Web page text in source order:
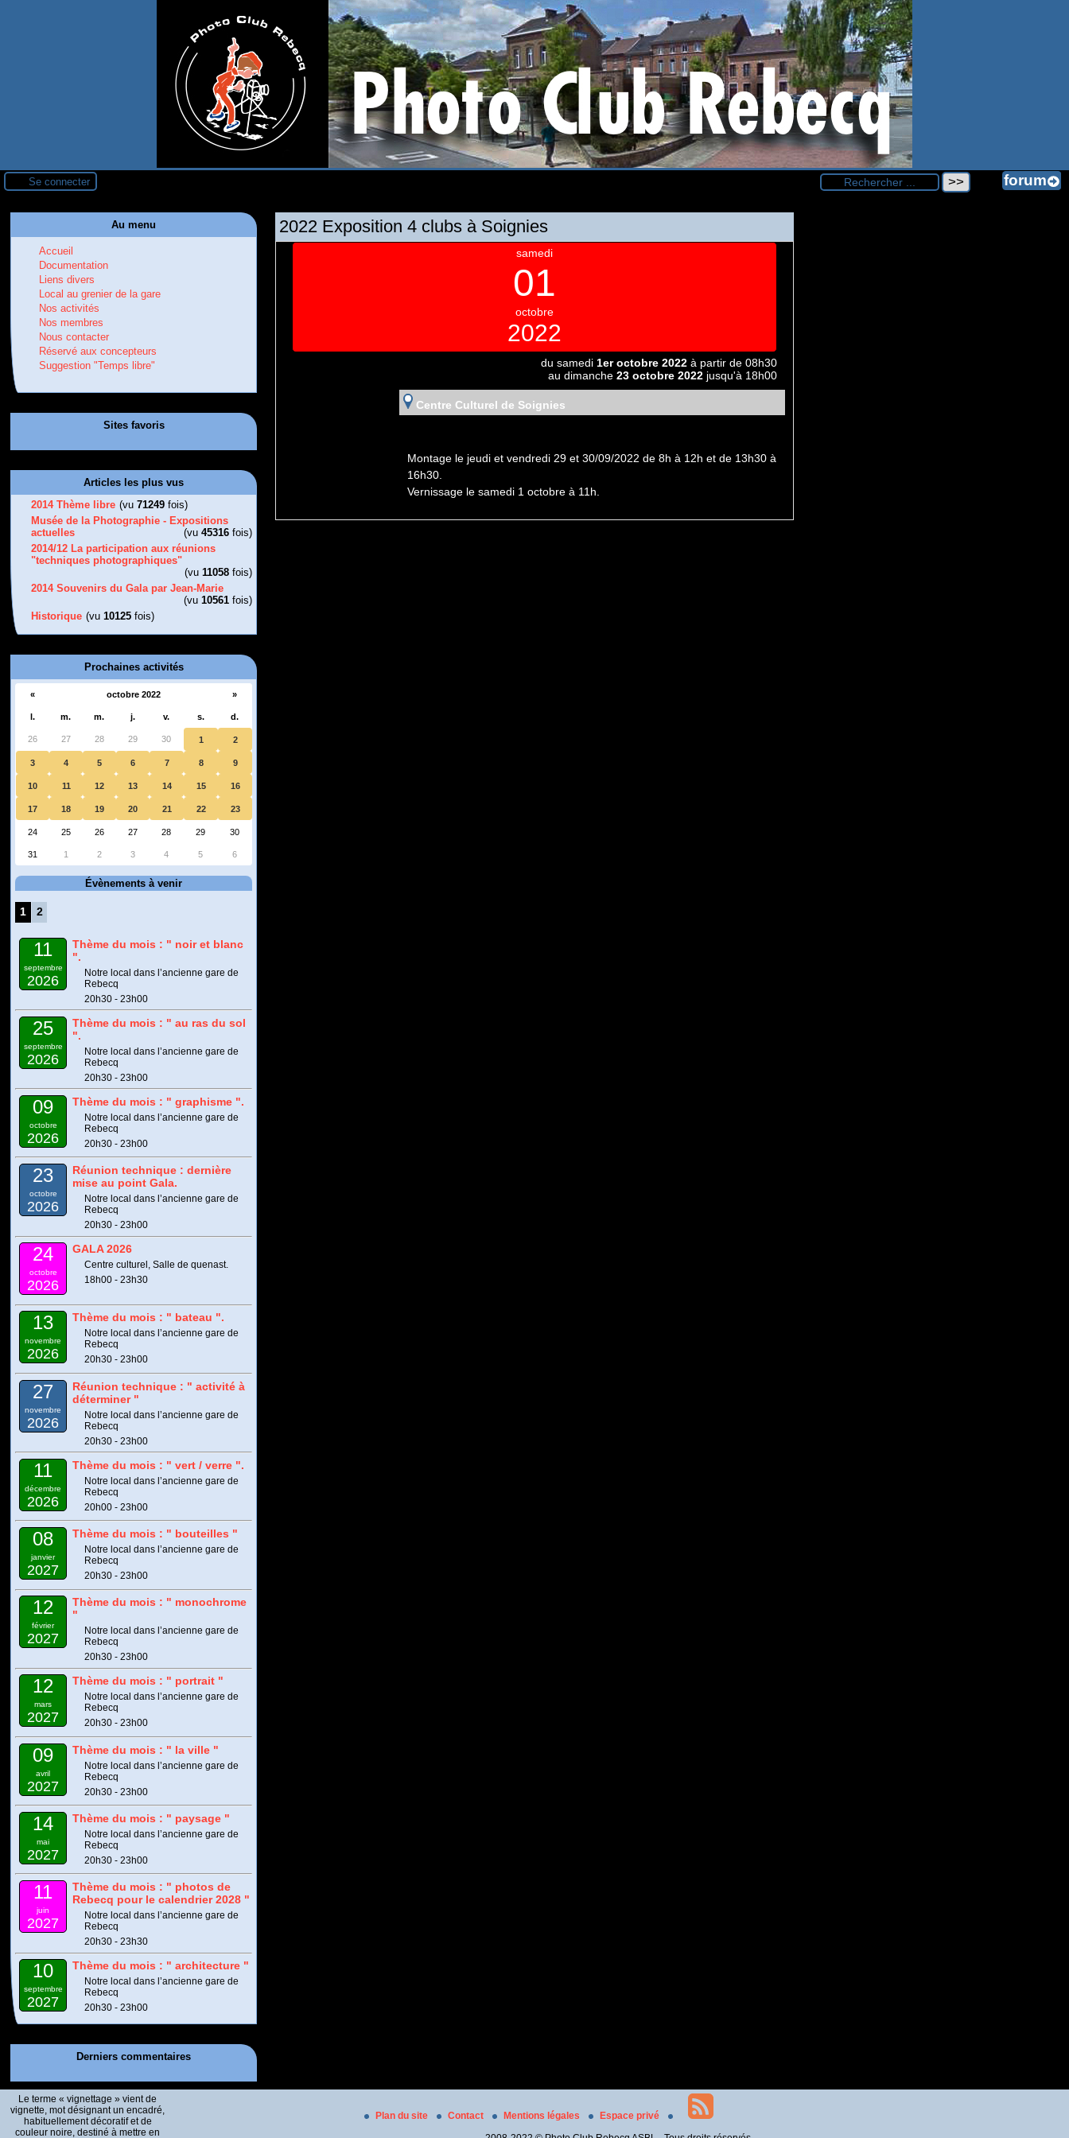
Se connecter
2022 Exposition 4 clubs à Soignies
samedi
01
octobre
2022
du samedi 1er octobre 2022 à partir de 08h30
au dimanche 23 octobre 2022 jusqu'à 18h00
Centre Culturel de Soignies
Montage le jeudi et vendredi 29 et 30/09/2022 de 8h à 12h et de 13h30 à
16h30.
Vernissage le samedi 1 octobre à 11h.
Au menu
Accueil
Documentation
Liens divers
Local au grenier de la gare
Nos activités
Nos membres
Nous contacter
Réservé aux concepteurs
Suggestion "Temps libre"
Sites favoris
Articles les plus vus
2014 Thème libre (vu71249 fois)
Musée de la Photographie - Expositions
actuelles
(vu 45316fois)
2014/12 La participation aux réunions
"techniques photographiques"
(vu 11058fois)
2014 Souvenirs du Gala par Jean-Marie
(vu 10561fois)
Historique (vu10125 fois)
Prochaines activités
« octobre 2022 »
l. m. m. j. v. s. d.
26 27 28 29 30 1 2
3 4 5 6 7 8 9
10 11 12 13 14 15 16
17 18 19 20 21 22 23
24 25 26 27 28 29 30
31 1 2 3 4 5 6
Évènements à venir
1 2
11
septembre
2026
Thème du mois : " noir et blanc
".
Notre local dans l’ancienne gare de
Rebecq
20h30 - 23h00
25
septembre
2026
Thème du mois : " au ras du sol
".
Notre local dans l’ancienne gare de
Rebecq
20h30 - 23h00
09
octobre
2026
Thème du mois : " graphisme ".
Notre local dans l’ancienne gare de
Rebecq
20h30 - 23h00
23
octobre
2026
Réunion technique : dernière
mise au point Gala.
Notre local dans l’ancienne gare de
Rebecq
20h30 - 23h00
24
octobre
2026
GALA 2026
Centre culturel, Salle de quenast.
18h00 - 23h30
13
novembre
2026
Thème du mois : " bateau ".
Notre local dans l’ancienne gare de
Rebecq
20h30 - 23h00
27
novembre
2026
Réunion technique : " activité à
déterminer "
Notre local dans l’ancienne gare de
Rebecq
20h30 - 23h00
11
décembre
2026
Thème du mois : " vert / verre ".
Notre local dans l’ancienne gare de
Rebecq
20h00 - 23h00
08
janvier
2027
Thème du mois : " bouteilles "
Notre local dans l’ancienne gare de
Rebecq
20h30 - 23h00
12
février
2027
Thème du mois : " monochrome
"
Notre local dans l’ancienne gare de
Rebecq
20h30 - 23h00
12
mars
2027
Thème du mois : " portrait "
Notre local dans l’ancienne gare de
Rebecq
20h30 - 23h00
09
avril
2027
Thème du mois : " la ville "
Notre local dans l’ancienne gare de
Rebecq
20h30 - 23h00
14
mai
2027
Thème du mois : " paysage "
Notre local dans l’ancienne gare de
Rebecq
20h30 - 23h00
11
juin
2027
Thème du mois : " photos de
Rebecq pour le calendrier 2028 "
Notre local dans l’ancienne gare de
Rebecq
20h30 - 23h30
10
septembre
2027
Thème du mois : " architecture "
Notre local dans l’ancienne gare de
Rebecq
20h30 - 23h00
Derniers commentaires
Le terme « vignettage » vient de
vignette, mot désignant un encadré,
habituellement décoratif et de
couleur noire, destiné à mettre en
Plan du site Contact Mentions légales
Espace privé